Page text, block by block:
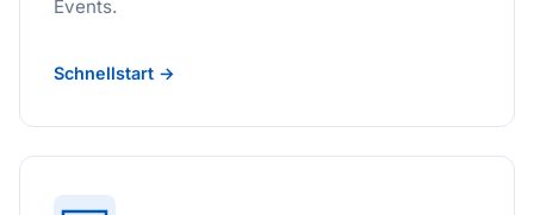
Events.
Schnellstart →